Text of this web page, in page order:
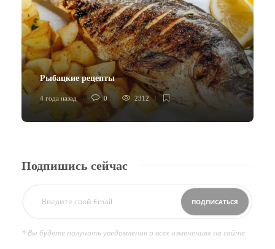
Рыбацкие рецепты
4 года назад 0 2312
Подпишись сейчас
* Вы будете получать уведомления о всех изменениях на сайте